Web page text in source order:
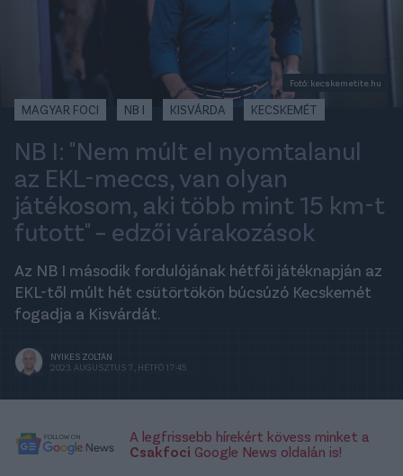
Fotó: kecskemetite.hu
MAGYAR FOCI NB I KISVÁRDA KECSKEMÉT
NB I: "Nem múlt el nyomtalanul
az EKL-meccs, van olyan
játékosom, aki több mint 15 km-t
futott" – edzői várakozások
Az NB I második fordulójának hétfői játéknapján az
EKL-től múlt hét csütörtökön búcsúzó Kecskemét
fogadja a Kisvárdát.
NYIKES ZOLTÁN
2023. AUGUSZTUS 7., HÉTFŐ 17:45
A legfrissebb hírekért kövess minket a
Csakfoci Google News oldalán is!